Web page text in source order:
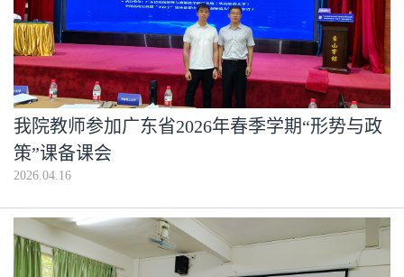
我院教师参加广东省2026年春季学期“形势与政
策”课备课会
2026.04.16